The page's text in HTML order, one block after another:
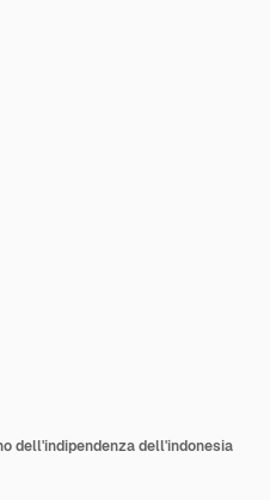
dell'indipendenza dell'indonesia